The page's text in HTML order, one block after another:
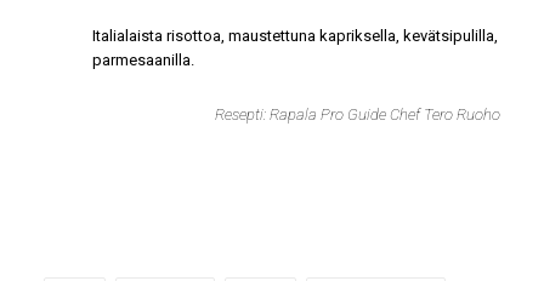
Italialaista risottoa, maustettuna kapriksella, kevätsipulilla,
parmesaanilla.
Resepti: Rapala Pro Guide Chef Tero Ruoho